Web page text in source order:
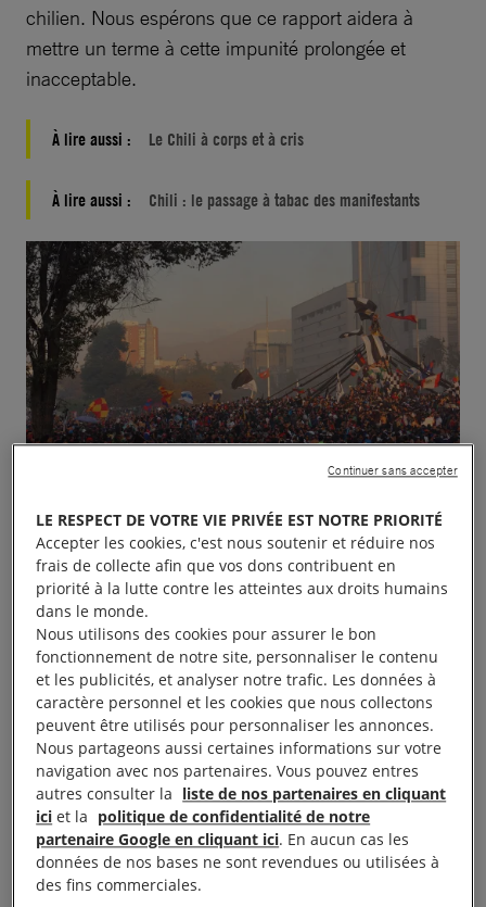
chilien. Nous espérons que ce rapport aidera à
mettre un terme à cette impunité prolongée et
inacceptable.
À lire aussi : Le Chili à corps et à cris
À lire aussi : Chili : le passage à tabac des manifestants
© Daniel Espinoza
Manifestation à Santiago sur la place d’Italie, renommée place de la Dignité
par les manifestants /
Que s’est-il passé au Chili
?
En octobre 2019, au Chili, d’immenses
manifestations ont éclaté.
Ce qui a mis le feu aux poudres, c’est l’annonce de
la hausse du prix des tickets de métro. Cette
annonce a ouvert la voie à toute une série de
LE RESPECT DE VOTRE VIE PRIVÉE EST NOTRE PRIORITÉ
Accepter les cookies, c'est nous soutenir et réduire nos
frais de collecte afin que vos dons contribuent en
priorité à la lutte contre les atteintes aux droits humains
dans le monde.
Nous utilisons des cookies pour assurer le bon
fonctionnement de notre site, personnaliser le contenu
et les publicités, et analyser notre trafic. Les données à
caractère personnel et les cookies que nous collectons
peuvent être utilisés pour personnaliser les annonces.
Nous partageons aussi certaines informations sur votre
navigation avec nos partenaires. Vous pouvez entres
autres consulter la liste de nos partenaires en cliquant
ici et la politique de confidentialité de notre
partenaire Google en cliquant ici. En aucun cas les
données de nos bases ne sont revendues ou utilisées à
des fins commerciales.
Continuer sans accepter